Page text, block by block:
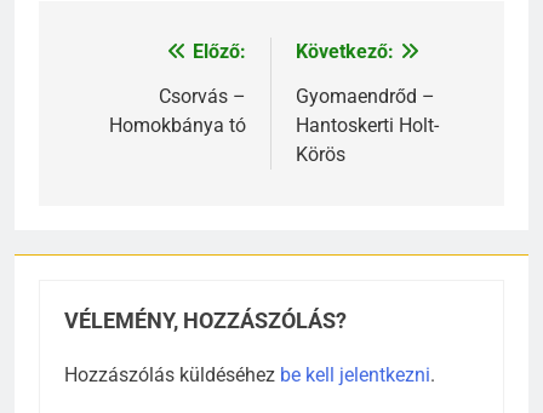
Bejegyzés
navigáció
Előző:
Csorvás –
Homokbánya tó
Következő:
Gyomaendrőd –
Hantoskerti Holt-
Körös
VÉLEMÉNY, HOZZÁSZÓLÁS?
Hozzászólás küldéséhez be kell jelentkezni.